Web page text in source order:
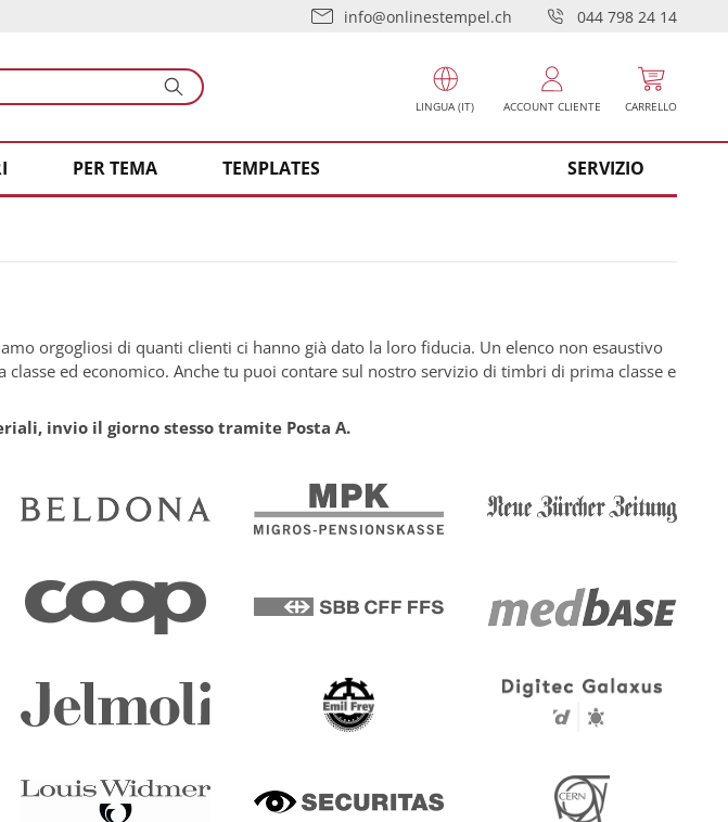
info@onlinestempel.ch 044 798 24 14
LINGUA (IT) ACCOUNT CLIENTE CARRELLO
PER TEMA TEMPLATES SERVIZIO
orgogliosi di quanti clienti ci hanno già dato la loro fiducia. Un elenco non esaustivo
ed economico. Anche tu puoi contare sul nostro servizio di timbri di prima classe e
invio il giorno stesso tramite Posta A.